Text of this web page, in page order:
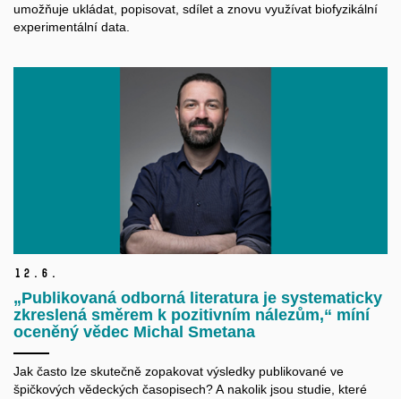
umožňuje ukládat, popisovat, sdílet a znovu využívat biofyzikální
experimentální data.
12. 6.
„Publikovaná odborná literatura je systematicky
zkreslená směrem k pozitivním nálezům,“ míní
oceněný vědec Michal Smetana
Jak často lze skutečně zopakovat výsledky publikované ve
špičkových vědeckých časopisech? A nakolik jsou studie, které